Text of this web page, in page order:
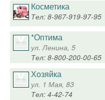
Косметика
Тел: 8-967-919-97-95
*Оптима
ул. Ленина, 5
Тел: 8-800-200-00-65
Хозяйка
ул. 1 Мая, 83
Тел: 4-42-74